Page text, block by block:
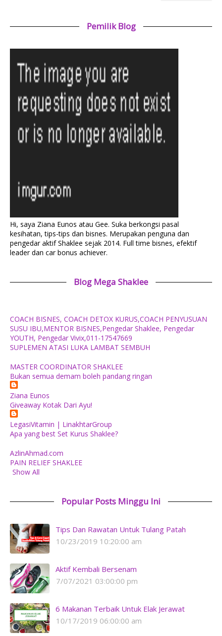
Pemilik Blog
Hi, saya Ziana Eunos atau Gee. Suka berkongsi pasal
kesihatan, tips-tips dan bisnes. Merupakan penguna dan
pengedar aktif Shaklee sejak 2014. Full time bisnes, efektif
leader dan car bonus achiever.
Blog Mega Shaklee
COACH BISNES, COACH DETOX KURUS,COACH PENYUSUAN
SUSU IBU,MENTOR BISNES,Pengedar Shaklee, Pengedar
YOUTH, Pengedar Vivix,011-17547669
SUPLEMEN ATASI LUKA LAMBAT SEMBUH
MASTER COORDINATOR SHAKLEE
Bukan semua demam boleh pandang ringan
Ziana Eunos
Giveaway Kotak Dari Ayu!
LegasiVitamin | LinakhtarGroup
Apa yang best Set Kurus Shaklee?
AzlinAhmad.com
PAIN RELIEF SHAKLEE
Show All
Popular Posts Minggu Ini
Tips Dan Rawatan Untuk Tulang Patah
10/23/2019 10:20:00 am
Aktif Kembali Bersenam
7/07/2021 03:00:00 pm
6 Makanan Terbaik Untuk Elak Jerawat
10/17/2019 06:00:00 am